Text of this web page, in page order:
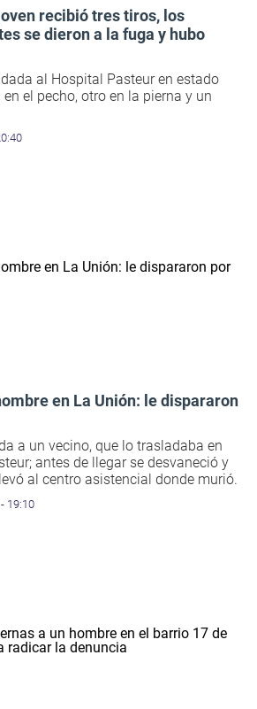
recibió tres tiros, los
se dieron a la fuga y hubo
al Hospital Pasteur en estado
el pecho, otro en la pierna y un
en La Unión: le dispararon
a un vecino, que lo trasladaba en
antes de llegar se desvaneció y
al centro asistencial donde murió.
19:10